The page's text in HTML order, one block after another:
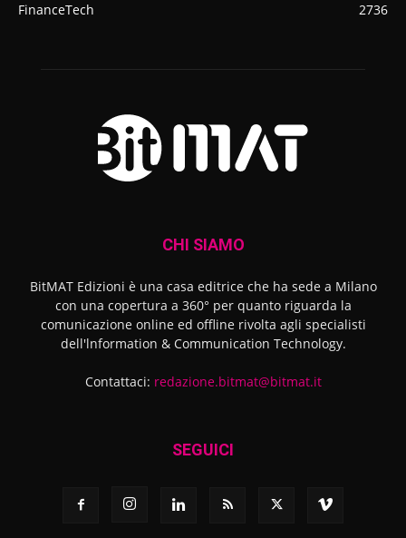
FinanceTech
2736
CHI SIAMO
BitMAT Edizioni è una casa editrice che ha sede a Milano
con una copertura a 360° per quanto riguarda la
comunicazione online ed offline rivolta agli specialisti
dell'lnformation & Communication Technology.
Contattaci: redazione.bitmat@bitmat.it
SEGUICI